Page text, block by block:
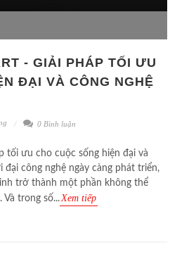
- GIẢI PHÁP TỐI ƯU
ĐẠI VÀ CÔNG NGHỆ
0 Bình luận
tối ưu cho cuộc sống hiện đại và
công nghệ ngày càng phát triển,
trở thành một phần không thể
trong số... Xem tiếp